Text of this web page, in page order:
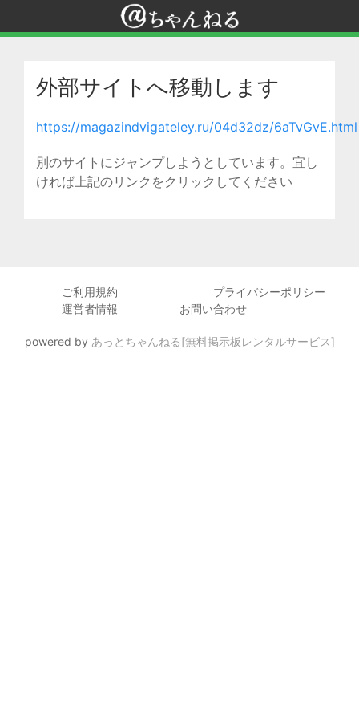
外部サイトへ移動します
https://magazindvigateley.ru/04d32dz/6aTvGvE.html
別のサイトにジャンプしようとしています。宜し
ければ上記のリンクをクリックしてください
ご利用規約
プライバシーポリシー
運営者情報
お問い合わせ
powered by あっとちゃんねる[無料掲示板レンタルサービス]